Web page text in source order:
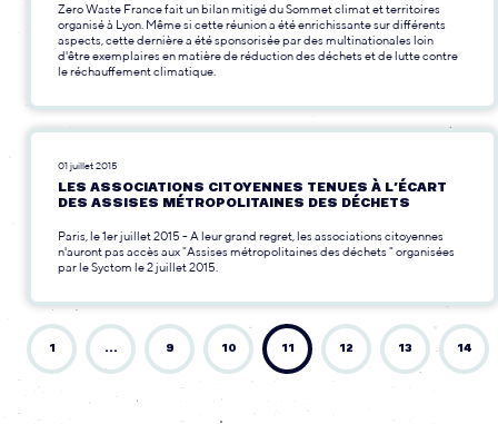
Zero Waste France fait un bilan mitigé du Sommet climat et territoires
organisé à Lyon. Même si cette réunion a été enrichissante sur différents
aspects, cette dernière a été sponsorisée par des multinationales loin
d'être exemplaires en matière de réduction des déchets et de lutte contre
le réchauffement climatique.
01 juillet 2015
LES ASSOCIATIONS CITOYENNES TENUES À L’ÉCART
DES ASSISES MÉTROPOLITAINES DES DÉCHETS
Paris, le 1er juillet 2015 - A leur grand regret, les associations citoyennes
n'auront pas accès aux "Assises métropolitaines des déchets " organisées
par le Syctom le 2 juillet 2015.
1 … 9 10 11 12 13 14